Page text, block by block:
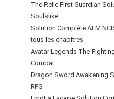
The Relic First Guardian
Soulslike
Solution Complète AEM
tous les chapitres
Avatar Legends The
Combat
Dragon Sword Awakening
RPG